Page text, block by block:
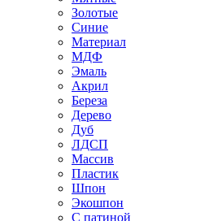
Золотые
Синие
Материал
МДФ
Эмаль
Акрил
Береза
Дерево
Дуб
ЛДСП
Массив
Пластик
Шпон
Экошпон
С патиной